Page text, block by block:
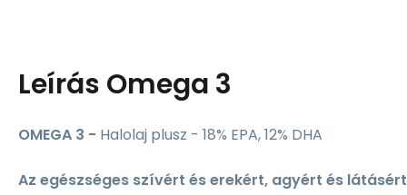
Leírás Omega 3
OMEGA 3 - Halolaj plusz - 18% EPA, 12% DHA
Az egészséges szívért és erekért, agyért és látásért